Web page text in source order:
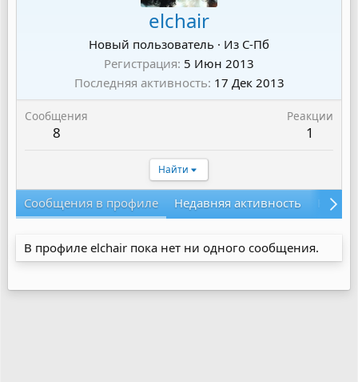
elchair
Новый пользователь · Из С-Пб
Регистрация 5 Июн 2013
Последняя активность 17 Дек 2013
Сообщения
8
Реакции
1
Найти
Сообщения в профиле Недавняя активность
В профиле elchair пока нет ни одного сообщения.